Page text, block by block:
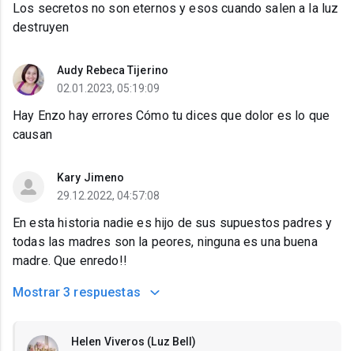
Los secretos no son eternos y esos cuando salen a la luz
destruyen
Audy Rebeca Tijerino
02.01.2023, 05:19:09
Hay Enzo hay errores Cómo tu dices que dolor es lo que
causan
Kary Jimeno
29.12.2022, 04:57:08
En esta historia nadie es hijo de sus supuestos padres y
todas las madres son la peores, ninguna es una buena
madre. Que enredo!!
Mostrar 3 respuestas
Helen Viveros (Luz Bell)